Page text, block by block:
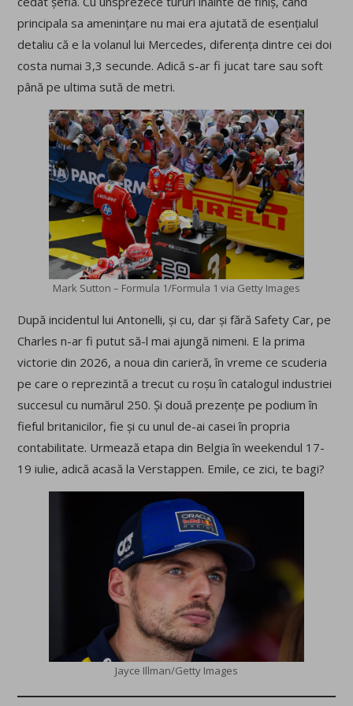
principala sa amenințare nu mai era ajutată de esențialul
detaliu că e la volanul lui Mercedes, diferența dintre cei doi
costa numai 3,3 secunde. Adică s-ar fi jucat tare sau soft
până pe ultima sută de metri.
Mark Sutton – Formula 1/Formula 1 via Getty Images
După incidentul lui Antonelli, și cu, dar și fără Safety Car, pe
Charles n-ar fi putut să-l mai ajungă nimeni. E la prima
victorie din 2026, a noua din carieră, în vreme ce scuderia
pe care o reprezintă a trecut cu roșu în catalogul industriei
succesul cu numărul 250. Și două prezențe pe podium în
fieful britanicilor, fie și cu unul de-ai casei în propria
contabilitate. Urmează etapa din Belgia în weekendul 17-
19 iulie, adică acasă la Verstappen. Emile, ce zici, te bagi?
Jayce Illman/Getty Images